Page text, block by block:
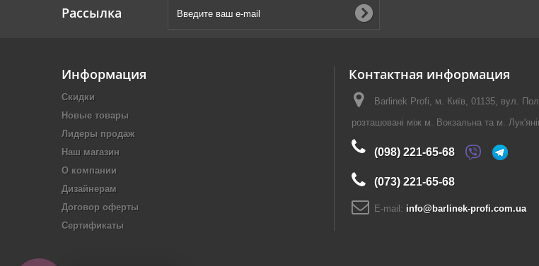
Рассылка
Информация
Скидки
Новые товары
Лидеры продаж
Наш магазин
О компании
Дизайнерам
Договор оферты
Сертификаты
Контактная информация
Barlinek Profi, м. Київ, 01135, вул.
розташовані між м. Вокзальна та м.
(098) 221-65-68
(073) 221-65-68
E-mail: info@barlinek-profi.com.ua